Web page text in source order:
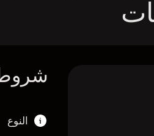
شروط
النوع